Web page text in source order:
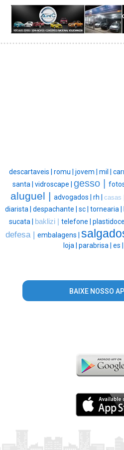
descartaveis | romu | jovem | mil |
santa | vidroscape | gesso | fotos
aluguel | advogados | rh | casas |
diarista | despachante | sc | tornearia |
sucata | baklizi | telefone |
defesa | embalagens |
loja | parabrisa | es |
BAIXE NOSSO